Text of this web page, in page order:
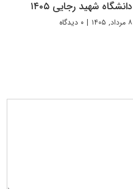
دانشگاه شهید رجایی ۱۴۰۵
۸ مرداد, ۱۴۰۵ | ۰ دیدگاه